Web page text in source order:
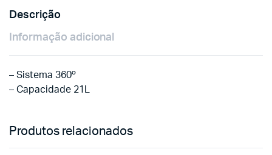
Descrição
Informação adicional
– Sistema 360º
– Capacidade 21L
Produtos relacionados